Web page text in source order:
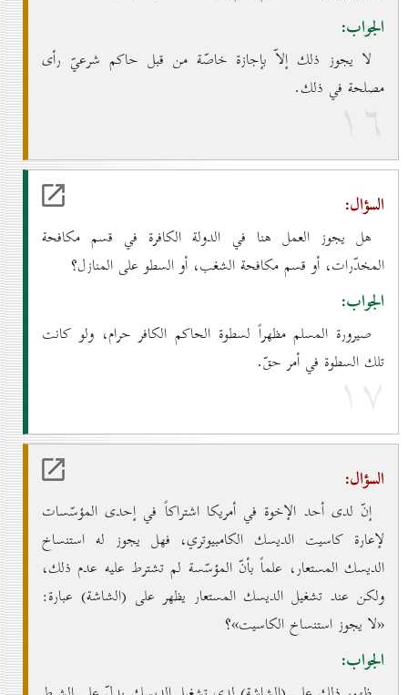
الجواب:
لا يجوز ذلك إلاّ بإجازة خاصّة من قبل حاكم شرعيّ رأى
مصلحة في ذلك.
۱٦
السؤال:
هل يجوز العمل هنا في الدولة الكافرة في قسم مكافحة
المخدّرات، أو قسم مكافحة الشغب، أو السطو على المنازل؟
الجواب:
صيرورة المسلم مظهراً لسطوة الحاكم الكافر حرام، ولو كانت
تلك السطوة في أمر حقّ.
۱۷
السؤال:
إنّ لدى أحد الإخوة في أمريكا اشتراكاً في إحدى المؤسّسات
لإعارة كاسيت الديسك الكامبيوتري، فهل يجوز له استنساخ
الديسك المستعار، علماً بأنّ المؤسّسة لم تشترط عليه عدم ذلك،
ولكن عند تشغيل الديسك المستعار يظهر على (الشاشة) عبارة:
«لا يجوز استنساخ الكاسيت»؟
الجواب: